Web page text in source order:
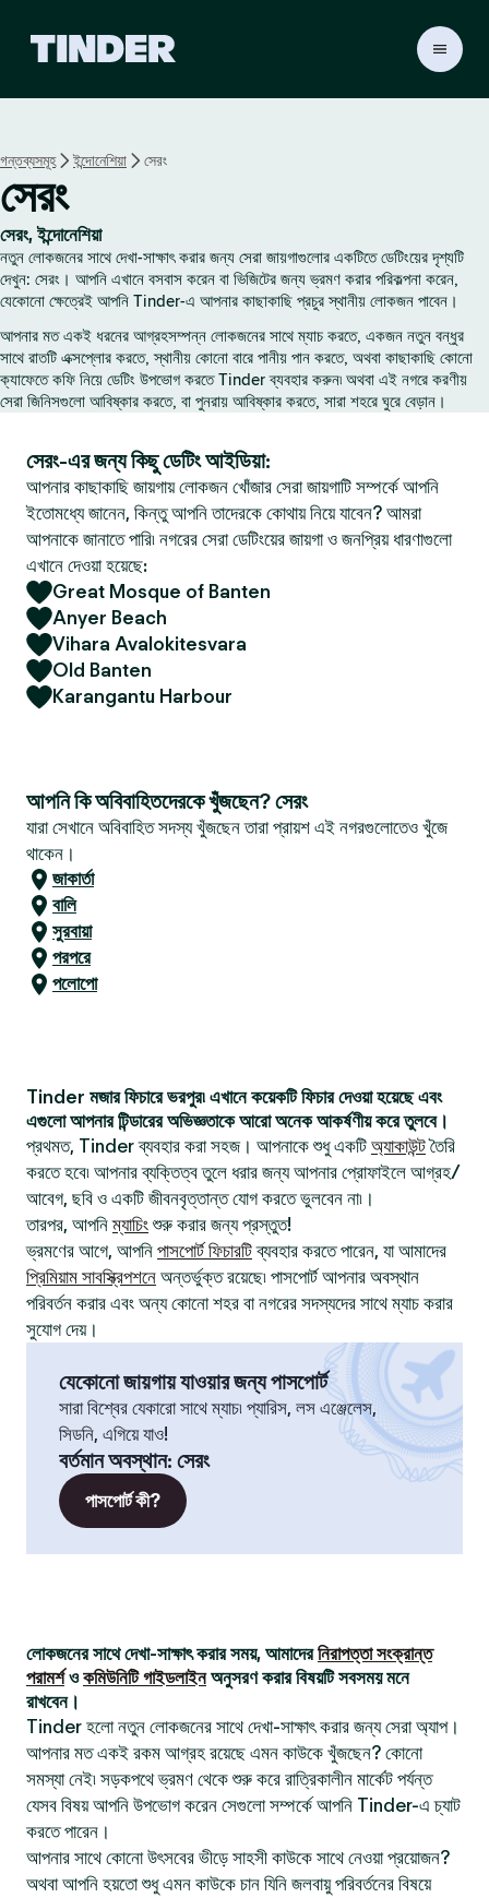
গন্তব্যসমূহ ইন্দোনেশিয়া সেরং
সেরং
সেরং, ইন্দোনেশিয়া
নতুন লোকজনের সাথে দেখা-সাক্ষাৎ করার জন্য সেরা জায়গাগুলোর একটিতে ডেটিংয়ের দৃশ্যটি
দেখুন: সেরং। আপনি এখানে বসবাস করেন বা ভিজিটের জন্য ভ্রমণ করার পরিকল্পনা করেন,
যেকোনো ক্ষেত্রেই আপনি Tinder-এ আপনার কাছাকাছি প্রচুর স্থানীয় লোকজন পাবেন।
আপনার মত একই ধরনের আগ্রহসম্পন্ন লোকজনের সাথে ম্যাচ করতে, একজন নতুন বন্ধুর
সাথে রাতটি এক্সপ্লোর করতে, স্থানীয় কোনো বারে পানীয় পান করতে, অথবা কাছাকাছি কোনো
ক্যাফেতে কফি নিয়ে ডেটিং উপভোগ করতে Tinder ব্যবহার করুন৷ অথবা এই নগরে করণীয়
সেরা জিনিসগুলো আবিষ্কার করতে, বা পুনরায় আবিষ্কার করতে, সারা শহরে ঘুরে বেড়ান।
সেরং-এর জন্য কিছু ডেটিং আইডিয়া:
আপনার কাছাকাছি জায়গায় লোকজন খোঁজার সেরা জায়গাটি সম্পর্কে আপনি
ইতোমধ্যে জানেন, কিন্তু আপনি তাদেরকে কোথায় নিয়ে যাবেন? আমরা
আপনাকে জানাতে পারি৷ নগরের সেরা ডেটিংয়ের জায়গা ও জনপ্রিয় ধারণাগুলো
এখানে দেওয়া হয়েছে:
Great Mosque of Banten
Anyer Beach
Vihara Avalokitesvara
Old Banten
Karangantu Harbour
আপনি কি অবিবাহিতদেরকে খুঁজছেন? সেরং
যারা সেখানে অবিবাহিত সদস্য খুঁজছেন তারা প্রায়শ এই নগরগুলোতেও খুঁজে
থাকেন।
জাকার্তা
বালি
সুরবায়া
পরপরে
পলোপো
Tinder মজার ফিচারে ভরপুর৷ এখানে কয়েকটি ফিচার দেওয়া হয়েছে এবং
এগুলো আপনার টিন্ডারের অভিজ্ঞতাকে আরো অনেক আকর্ষণীয় করে তুলবে।
প্রথমত, Tinder ব্যবহার করা সহজ। আপনাকে শুধু একটি অ্যাকাউন্টতৈরি
করতে হবে৷ আপনার ব্যক্তিত্ব তুলে ধরার জন্য আপনার প্রোফাইলে আগ্রহ/
আবেগ, ছবি ও একটি জীবনবৃত্তান্ত যোগ করতে ভুলবেন না৷।
তারপর, আপনিম্যাচিং শুরু করার জন্য প্রস্তুত!
ভ্রমণের আগে, আপনি পাসপোর্ট ফিচারটিব্যবহার করতে পারেন, যা আমাদের
প্রিমিয়াম সাবস্ক্রিপশনে অন্তর্ভুক্ত রয়েছে৷ পাসপোর্ট আপনার অবস্থান
পরিবর্তন করার এবং অন্য কোনো শহর বা নগরের সদস্যদের সাথে ম্যাচ করার
সুযোগ দেয়।
যেকোনো জায়গায় যাওয়ার জন্য পাসপোর্ট
সারা বিশ্বের যেকারো সাথে ম্যাচ৷ প্যারিস, লস এঞ্জেলেস,
সিডনি, এগিয়ে যাও!
বর্তমান অবস্থান: সেরং
পাসপোর্ট কী?
লোকজনের সাথে দেখা-সাক্ষাৎ করার সময়, আমাদেরনিরাপত্তা সংক্রান্ত
পরামর্শওকমিউনিটি গাইডলাইনঅনুসরণ করার বিষয়টি সবসময় মনে
রাখবেন।
Tinder হলো নতুন লোকজনের সাথে দেখা-সাক্ষাৎ করার জন্য সেরা অ্যাপ।
আপনার মত একই রকম আগ্রহ রয়েছে এমন কাউকে খুঁজছেন? কোনো
সমস্যা নেই৷ সড়কপথে ভ্রমণ থেকে শুরু করে রাত্রিকালীন মার্কেট পর্যন্ত
যেসব বিষয় আপনি উপভোগ করেন সেগুলো সম্পর্কে আপনি Tinder-এ চ্যাট
করতে পারেন।
আপনার সাথে কোনো উৎসবের ভীড়ে সাহসী কাউকে সাথে নেওয়া প্রয়োজন?
অথবা আপনি হয়তো শুধু এমন কাউকে চান যিনি জলবায়ু পরিবর্তনের বিষয়ে